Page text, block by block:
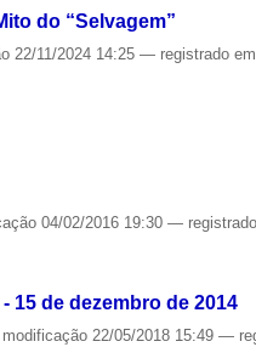
do “Selvagem”
22/11/2024 14:25— registrado
04/02/2016 19:30—
15 de dezembro de 2014
22/05/2018 15:49—